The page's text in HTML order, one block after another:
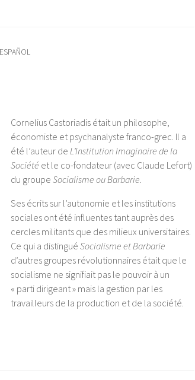
ESPAÑOL
Cornelius Castoriadis était un philosophe,
économiste et psychanalyste franco-grec. Il a
été l’auteur de L’Institution Imaginaire de la
Société et le co-fondateur (avec Claude Lefort)
du groupe Socialisme ou Barbarie.
Ses écrits sur l’autonomie et les institutions
sociales ont été influentes tant auprès des
cercles militants que des milieux universitaires.
Ce qui a distingué Socialisme et Barbarie
d’autres groupes révolutionnaires était que le
socialisme ne signifiait pas le pouvoir à un
« parti dirigeant » mais la gestion par les
travailleurs de la production et de la société.